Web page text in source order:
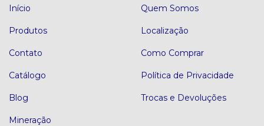
Início
Produtos
Contato
Catálogo
Blog
Mineração
Quem Somos
Localização
Como Comprar
Política de Privacidade
Trocas e Devoluções